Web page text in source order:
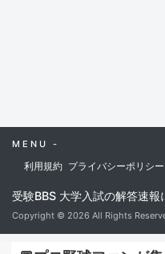
MENU -
利用規約 プライバシーポリシー
受験BBS 大学入試の解答速報
Copyright © 2026 All Rights